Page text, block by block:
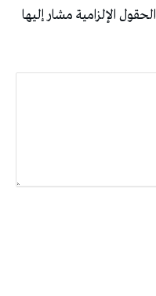
الحقول الإلزامية مشار إليها